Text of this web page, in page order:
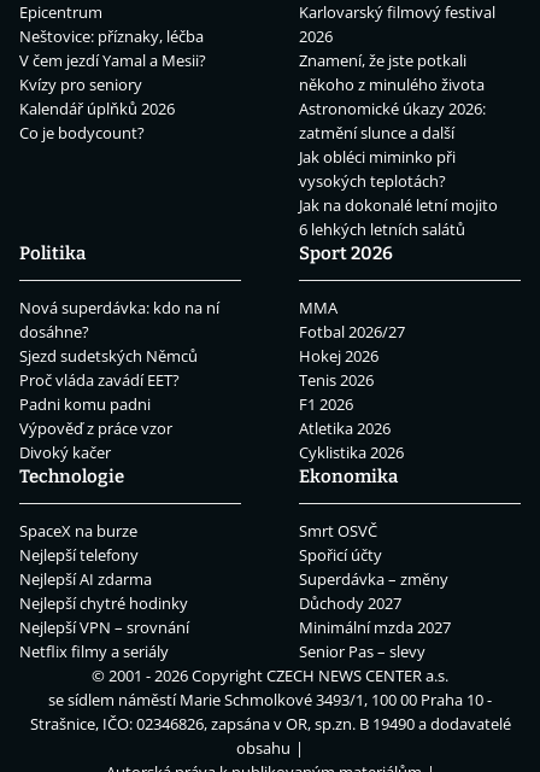
Epicentrum
Neštovice: příznaky, léčba
V čem jezdí Yamal a Mesii?
Kvízy pro seniory
Kalendář úplňků 2026
Co je bodycount?
Karlovarský filmový festival
2026
Znamení, že jste potkali
někoho z minulého života
Astronomické úkazy 2026:
zatmění slunce a další
Jak obléci miminko při
vysokých teplotách?
Jak na dokonalé letní mojito
6 lehkých letních salátů
Politika
Nová superdávka: kdo na ní
dosáhne?
Sjezd sudetských Němců
Proč vláda zavádí EET?
Padni komu padni
Výpověď z práce vzor
Divoký kačer
Sport 2026
MMA
Fotbal 2026/27
Hokej 2026
Tenis 2026
F1 2026
Atletika 2026
Cyklistika 2026
Technologie
SpaceX na burze
Nejlepší telefony
Nejlepší AI zdarma
Nejlepší chytré hodinky
Nejlepší VPN – srovnání
Netflix filmy a seriály
Ekonomika
Smrt OSVČ
Spořicí účty
Superdávka – změny
Důchody 2027
Minimální mzda 2027
Senior Pas – slevy
© 2001 - 2026 CopyrightCZECH NEWS CENTER a.s.
se sídlem náměstí Marie Schmolkové 3493/1, 100 00 Praha 10 -
Strašnice, IČO: 02346826, zapsána v OR, sp.zn. B 19490 a dodavatelé
obsahu